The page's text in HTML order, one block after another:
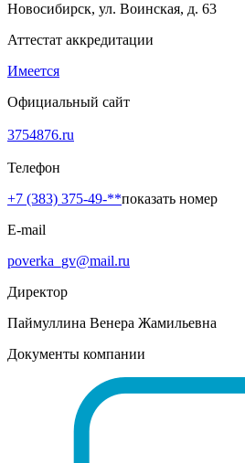
Новосибирск, ул. Воинская, д. 63
Аттестат аккредитации
Имеется
Официальный сайт
3754876.ru
Телефон
+7 (383) 375-49-**показать номер
E-mail
poverka_gv@mail.ru
Директор
Паймуллина Венера Жамильевна
Документы компании